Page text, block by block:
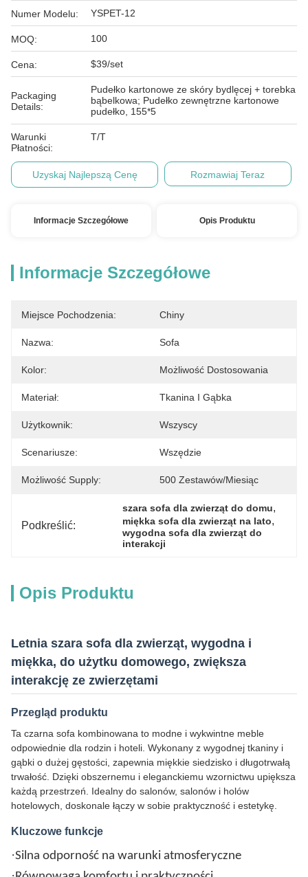
Numer Modelu: YSPET-12
MOQ: 100
Cena: $39/set
Packaging
Details:
Pudełko kartonowe ze skóry bydlęcej + torebka
bąbelkowa; Pudełko zewnętrzne kartonowe
pudełko, 155*5
Warunki
Płatności:
T/T
Uzyskaj Najlepszą Cenę Rozmawiaj Teraz
Informacje Szczegółowe Opis Produktu
Informacje Szczegółowe
Miejsce Pochodzenia: Chiny
Nazwa: Sofa
Kolor: Możliwość Dostosowania
Materiał: Tkanina I Gąbka
Użytkownik: Wszyscy
Scenariusze: Wszędzie
Możliwość Supply: 500 Zestawów/miesiąc
Podkreślić:
szara sofa dla zwierząt do domu,
miękka sofa dla zwierząt na lato,
wygodna sofa dla zwierząt do
interakcji
Opis Produktu
Letnia szara sofa dla zwierząt, wygodna i
miękka, do użytku domowego, zwiększa
interakcję ze zwierzętami
Przegląd produktu
Ta czarna sofa kombinowana to modne i wykwintne meble
odpowiednie dla rodzin i hoteli. Wykonany z wygodnej tkaniny i
gąbki o dużej gęstości, zapewnia miękkie siedzisko i długotrwałą
trwałość. Dzięki obszernemu i eleganckiemu wzornictwu upiększa
każdą przestrzeń. Idealny do salonów, salonów i holów
hotelowych, doskonale łączy w sobie praktyczność i estetykę.
Kluczowe funkcje
·Silna odporność na warunki atmosferyczne